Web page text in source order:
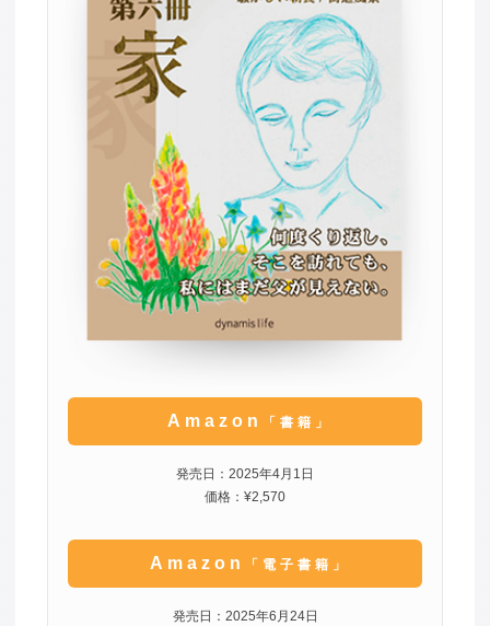
Amazon 「書籍」
発売日：2025年4月1日
価格：¥2,570
Amazon 「電子書籍」
発売日：2025年6月24日